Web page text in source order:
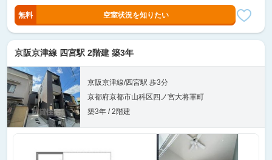
無料 空室状況を知りたい
京阪京津線 四宮駅 2階建 築3年
京阪京津線/四宮駅 歩3分
京都府京都市山科区四ノ宮大将軍町
築3年 / 2階建